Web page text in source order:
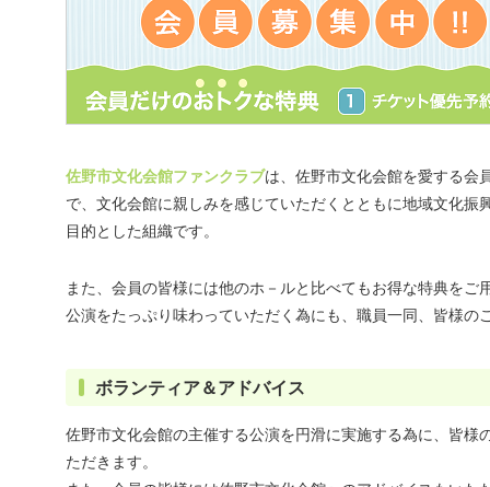
佐野市文化会館ファンクラブは、佐野市文化会館を愛する会
で、文化会館に親しみを感じていただくとともに地域文化
目的とした組織です。
また、会員の皆様には他のホ－ルと比べてもお得な特典を
公演をたっぷり味わっていただく為にも、職員一同、皆様の
ボランティア＆アドバイス
佐野市文化会館の主催する公演を円滑に実施する為に、皆
ただきます。